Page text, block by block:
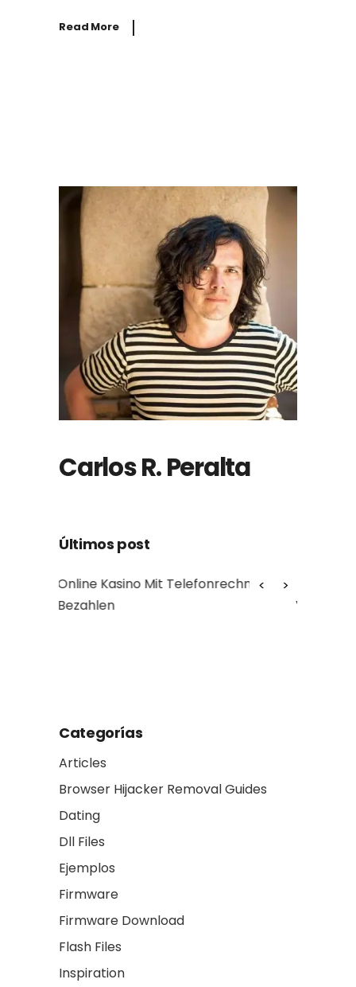
Read More
Carlos R. Peralta
Últimos post
Online Slots + Spielautomaten
Verbunden Aufführen
Categorías
Articles
Browser Hijacker Removal Guides
Dating
Dll Files
Ejemplos
Firmware
Firmware Download
Flash Files
Inspiration